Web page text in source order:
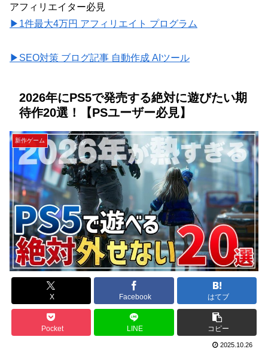
アフィリエイター必見
▶1件最大4万円 アフィリエイト プログラム
▶SEO対策 ブログ記事 自動作成 AIツール
2026年にPS5で発売する絶対に遊びたい期
待作20選！【PSユーザー必見】
新作ゲーム
X Facebook はてブ
Pocket LINE コピー
2025.10.26